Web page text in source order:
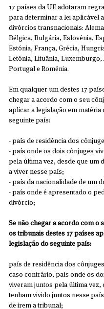
17 países da UE adotaram
para determinar a lei aplicável
divórcios transnacionais:
Bélgica, Bulgária, Eslovénia,
Estónia, França, Grécia,
Letónia, Lituânia, Luxemburgo,
Portugal e Roménia.
Em qualquer um destes 17
chegar a acordo com o seu
aplicar a legislação em matéria
seguinte país:
- país de residência dos
- país onde os dois cônjuges
pela última vez, desde que um
a viver nesse país;
- país da nacionalidade de um
- país onde é apresentado o
divórcio;
Se não chegar a acordo com o
os tribunais destes 17 países
legislação do seguinte país:
país de residência dos
caso contrário, país onde os
viveram juntos pela última vez,
tenham vivido juntos nesse
de irem a tribunal;